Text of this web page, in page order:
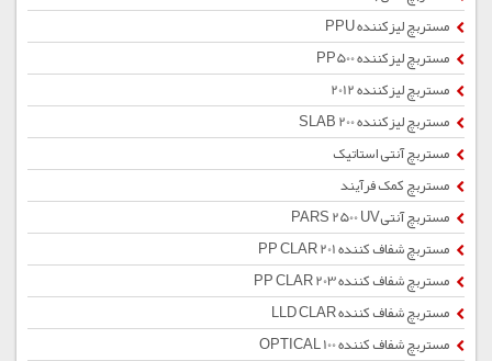
مستربچ لیزکننده PPU
مستربچ لیزکننده PP500
مستربچ لیزکننده 2012
مستربچ لیزکننده SLAB 200
مستربچ آنتی استاتیک
مستربچ کمک فرآیند
مستربچ آنتیPARS 2500 UV
مستربچ شفاف کننده PP CLAR 201
مستربچ شفاف کننده PP CLAR 203
مستربچ شفاف کننده LLD CLAR
مستربچ شفاف کننده OPTICAL 100